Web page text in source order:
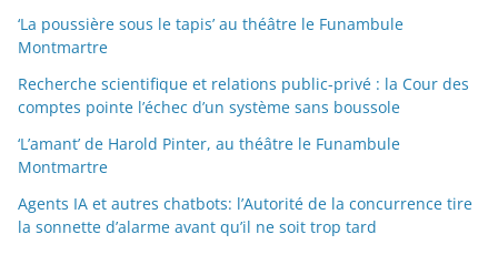
‘La poussière sous le tapis’ au théâtre le Funambule
Montmartre
Recherche scientifique et relations public-privé : la Cour des
comptes pointe l’échec d’un système sans boussole
‘L’amant’ de Harold Pinter, au théâtre le Funambule
Montmartre
Agents IA et autres chatbots: l’Autorité de la concurrence tire
la sonnette d’alarme avant qu’il ne soit trop tard